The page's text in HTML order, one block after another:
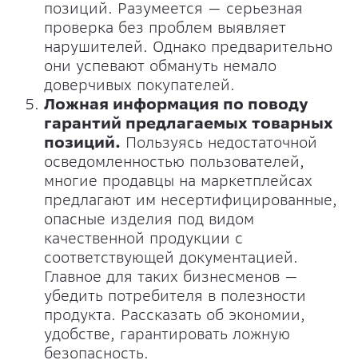
позиций. Разумеется — серьезная
проверка без проблем выявляет
нарушителей. Однако предварительно
они успевают обмануть немало
доверчивых покупателей.
Ложная информация по поводу
гарантий предлагаемых товарных
позиций. Пользуясь недостаточной
осведомленностью пользователей,
многие продавцы на маркетплейсах
предлагают им несертифицированные,
опасные изделия под видом
качественной продукции с
соответствующей документацией.
Главное для таких бизнесменов —
убедить потребителя в полезности
продукта. Рассказать об экономии,
удобстве, гарантировать ложную
безопасность.